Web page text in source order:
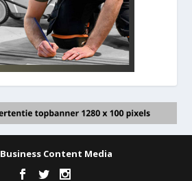
Business Content Media